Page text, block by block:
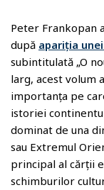
Peter Frankopan
după apariția
subintitulată „O
larg, acest volum
importanța pe
istoriei
dominat de una
sau Extremul
principal al cărții
schimburilor